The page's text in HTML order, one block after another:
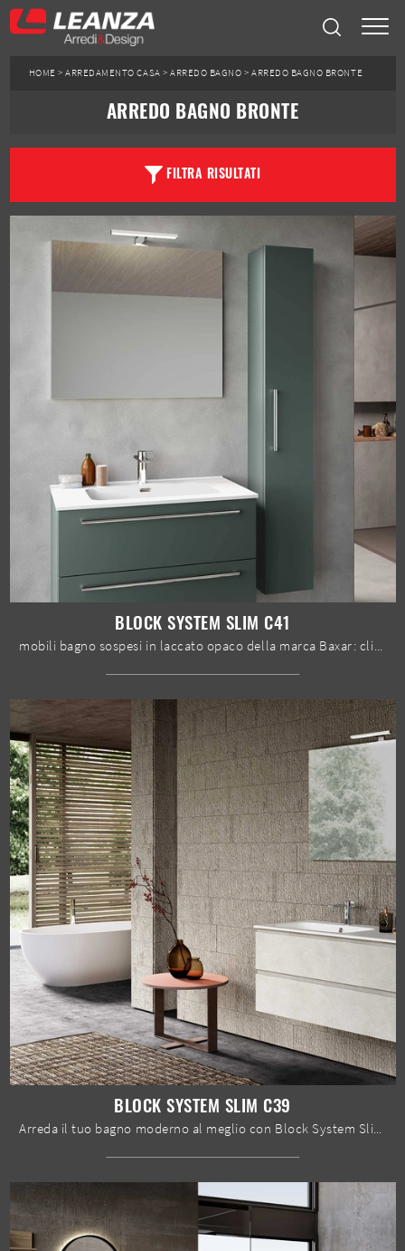
HOME >ARREDAMENTO CASA >ARREDO BAGNO >ARREDO BAGNO BRONTE
ARREDO BAGNO BRONTE
FILTRA RISULTATI
BLOCK SYSTEM SLIM C41
mobili bagno sospesi in laccato opaco della marca Baxar: clicca e scopri l'arredo bagno moderno Block System Slim C41 per la stanza del benessere.
BLOCK SYSTEM SLIM C39
Arreda il tuo bagno moderno al meglio con Block System Slim C39, mobili bagno sospesi e oggetti in melaminico di Baxar.